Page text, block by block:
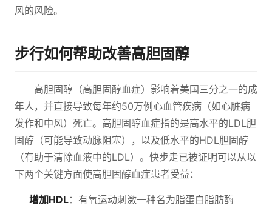
风的风险。
步行如何帮助改善高胆固醇
高胆固醇（高胆固醇血症）影响着美国三分之一的成
年人，并直接导致每年约50万例心血管疾病（如心脏病
发作和中风）死亡。高胆固醇血症指的是高水平的LDL胆
固醇（可能导致动脉阻塞），以及低水平的HDL胆固醇
（有助于清除血液中的LDL）。快步走已被证明可以从以
下两个关键方面使高胆固醇血症患者受益：
增加HDL：有氧运动刺激一种名为脂蛋白脂肪酶